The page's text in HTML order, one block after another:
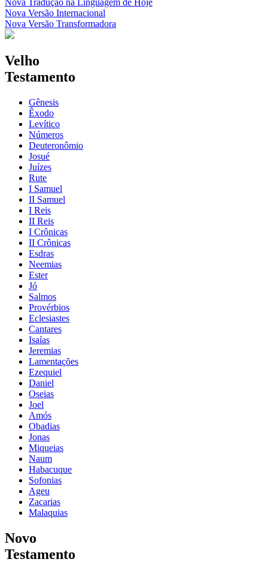
Nova Versão Internacional
Nova Versão Transformadora
Velho
Testamento
Gênesis
Êxodo
Levítico
Números
Deuteronômio
Josué
Juízes
Rute
I Samuel
II Samuel
I Reis
II Reis
I Crônicas
II Crônicas
Esdras
Neemias
Ester
Jó
Salmos
Provérbios
Eclesiastes
Cantares
Isaías
Jeremias
Lamentações
Ezequiel
Daniel
Oseias
Joel
Amós
Obadias
Jonas
Miqueias
Naum
Habacuque
Sofonias
Ageu
Zacarias
Malaquias
Novo
Testamento